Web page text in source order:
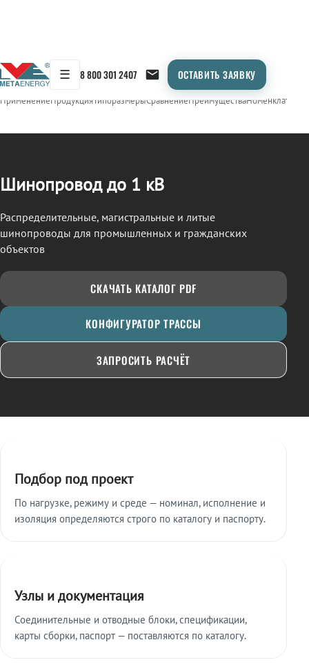
☰ 8 800 301 2407 ОСТАВИТЬ ЗАЯВКУ
← Продукция/ШИНОПРОВОД
ПрименениеПродукцияТипоразмерыСравнениеПреимуществаНоменклатура
Шинопровод до 1 кВ
Распределительные, магистральные и литые
шинопроводы для промышленных и гражданских
объектов
СКАЧАТЬ КАТАЛОГ PDF
КОНФИГУРАТОР ТРАССЫ
ЗАПРОСИТЬ РАСЧЁТ
Подбор под проект
По нагрузке, режиму и среде — номинал, исполнение и
изоляция определяются строго по каталогу и паспорту.
Узлы и документация
Соединительные и отводные блоки, спецификации,
карты сборки, паспорт — поставляются по каталогу.